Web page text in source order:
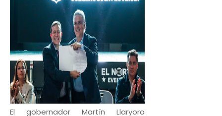
El gobernador Martín Llaryora